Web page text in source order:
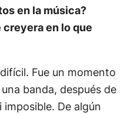
en la música?
en lo que
Fue un momento
banda, después de
imposible. De algún